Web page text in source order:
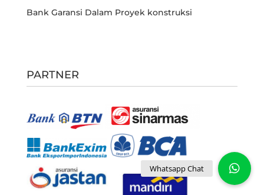
Bank Garansi Dalam Proyek konstruksi
PARTNER